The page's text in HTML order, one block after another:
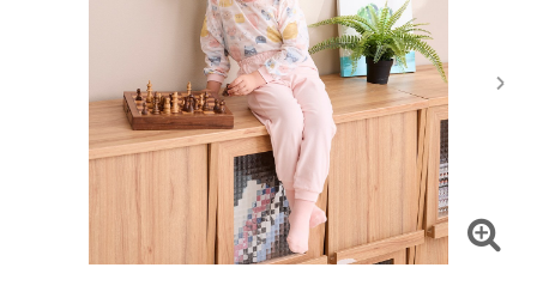
next